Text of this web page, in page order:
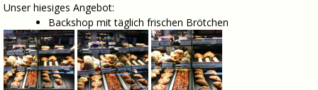
Unser hiesiges Angebot:
Backshop mit täglich frischen Brötchen